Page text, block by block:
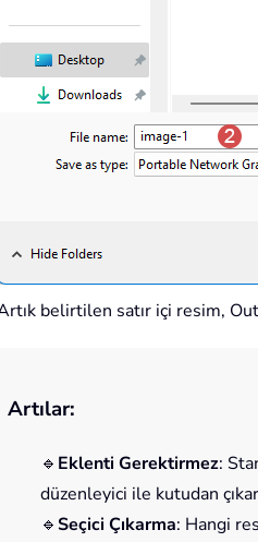
belirtilen satır içi resim,
Artılar:
🔹 Eklenti Gerektirmez:
düzenleyici ile kutudan
🔹Seçici Çıkarma: Hangi